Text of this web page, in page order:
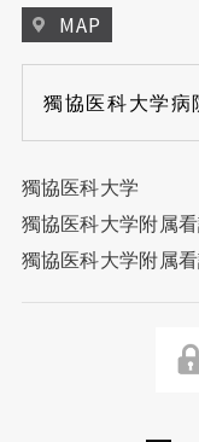
MAP
獨協医科大学病
獨協医科大学
獨協医科大学附属
獨協医科大学附属